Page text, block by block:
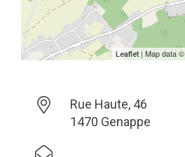
Leaflet | Map data ©
Rue Haute, 46
1470 Genappe